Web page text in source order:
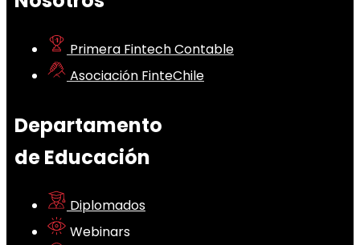
Primera Fintech Contable
Asociación FinteChile
Departamento
de Educación
Diplomados
Webinars